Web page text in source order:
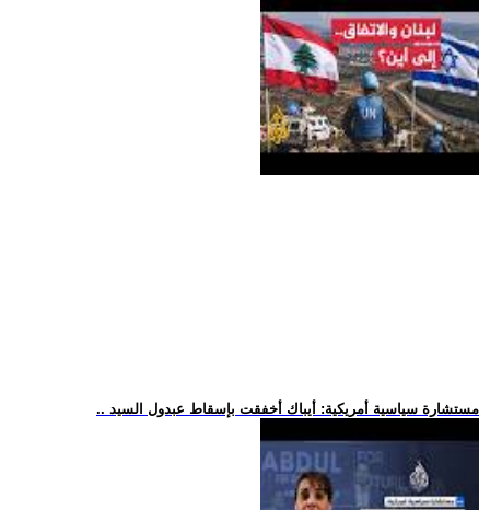
.. مستشارة سياسية أمريكية: أيباك أخفقت بإسقاط عبدول السيد